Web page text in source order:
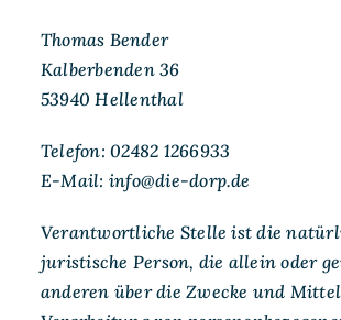
Thomas Bender
Kalberbenden 36
53940 Hellenthal
Telefon: 02482 1266933
E-Mail: info@die-dorp.de
Verantwortliche Stelle ist die
juristische Person, die allein oder
anderen über die Zwecke und